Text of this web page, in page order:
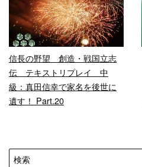
READ MORE
信長の野望 創造・戦国立志
伝 テキストリプレイ 中
級：真田信幸で家名を後世に
遺す！ Part.20